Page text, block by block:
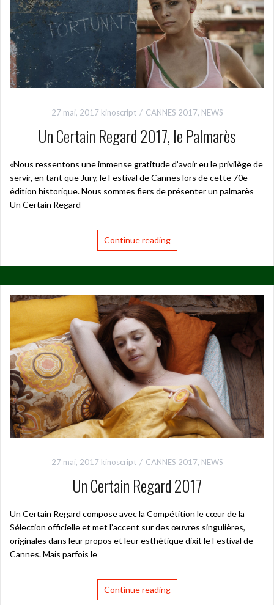
27 mai, 2017 kinoscript CANNES 2017, NEWS
Un Certain Regard 2017, le Palmarès
«Nous ressentons une immense gratitude d’avoir eu le privilège de
servir, en tant que Jury, le Festival de Cannes lors de cette 70e
édition historique. Nous sommes fiers de présenter un palmarès
Un Certain Regard
Continue reading
27 mai, 2017 kinoscript CANNES 2017, NEWS
Un Certain Regard 2017
Un Certain Regard compose avec la Compétition le cœur de la
Sélection officielle et met l’accent sur des œuvres singulières,
originales dans leur propos et leur esthétique dixit le Festival de
Cannes. Mais parfois le
Continue reading